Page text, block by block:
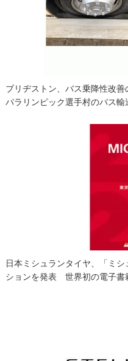
ブリヂストン、バス乗降性改
パラリンピック選手村のバス
日本ミシュランタイヤ、「ミ
ションを発表 世界初の電子書